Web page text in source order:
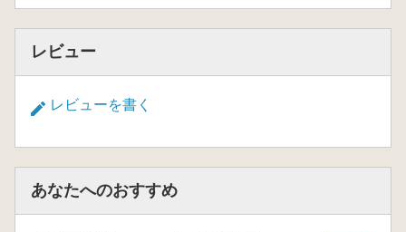
レビュー
レビューを書く
あなたへのおすすめ